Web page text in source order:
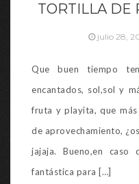
TORTILLA DE
julio 28,
Que buen tiempo
encantados, sol,sol y
fruta y playita, que
de aprovechamiento,
jajaja. Bueno,en
fantástica para […]